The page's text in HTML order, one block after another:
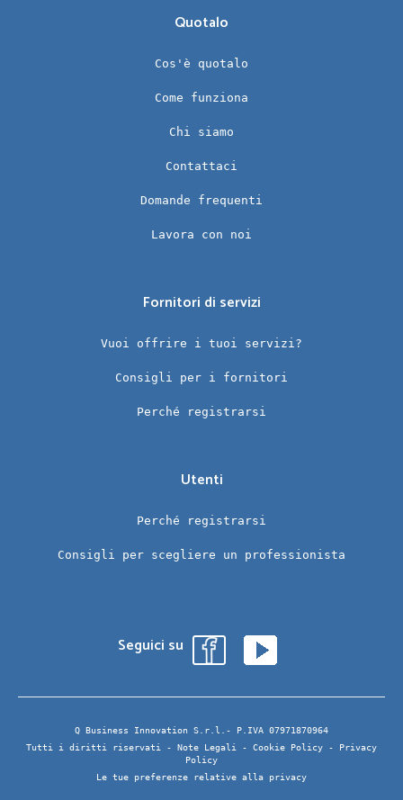
Quotalo
Cos'è quotalo
Come funziona
Chi siamo
Contattaci
Domande frequenti
Lavora con noi
Fornitori di servizi
Vuoi offrire i tuoi servizi?
Consigli per i fornitori
Perché registrarsi
Utenti
Perché registrarsi
Consigli per scegliere un professionista
Seguici su
Q Business Innovation S.r.l.- P.IVA 07971870964
Tutti i diritti riservati - Note Legali - Cookie Policy -
Privacy
Policy
Le tue preferenze relative alla privacy